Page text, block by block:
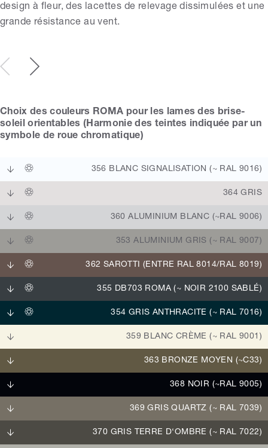
design à fleur, des lacettes de relevage dissimulées et une
grande résistance au vent.
Choix des couleurs ROMA pour les lames des brise-
soleil orientables (Harmonie des teintes indiquée par un
symbole de roue chromatique)
356 BLANC SIGNALISATION (~ RAL 9016)
364 GRIS
360 ALUMINIUM BLANC (~RAL 9006)
353 ALUMINIUM GRIS (~ RAL 9007)
362 SAROTTI (ENTRE RAL 8014/RAL 8019)
355 DB703 ROMA (~ NOIR 2100 SABLÉ)
354 GRIS ANTHRACITE (~ RAL 7016)
359 BLANC CRÈME (~ RAL 9001)
363 BRONZE MOYEN (~C33)
368 NOIR (~RAL 9005)
369 GRIS QUARTZ (~ RAL 7039)
370 GRIS TERRE D‘OMBRE (~ RAL 7022)